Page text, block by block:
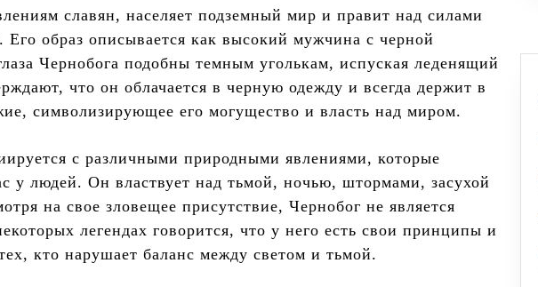
славян, населяет подземный мир и правит над силами
образ описывается как высокий мужчина с черной
Чернобога подобны темным уголькам, испуская леденящий
что он облачается в черную одежду и всегда держит в
символизирующее его могущество и власть над миром.
с различными природными явлениями, которые
у людей. Он властвует над тьмой, ночью, штормами, засухой
на свое зловещее присутствие, Чернобог не является
легендах говорится, что у него есть свои принципы и
кто нарушает баланс между светом и тьмой.